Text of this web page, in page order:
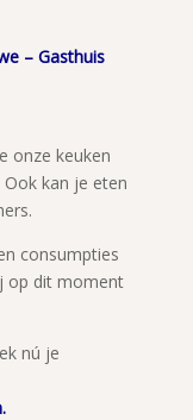
– Gasthuis
onze keuken
kan je eten
consumpties
op dit moment
nú je